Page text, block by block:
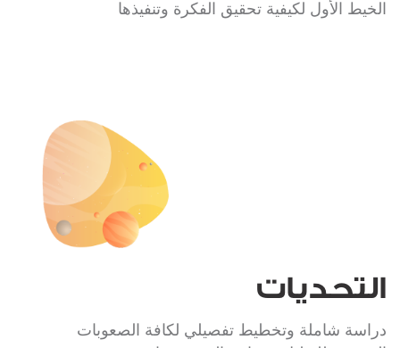
الخيط الأول لكيفية تحقيق الفكرة وتنفيذها
التحديات
دراسة شاملة وتخطيط تفصيلي لكافة الصعوبات